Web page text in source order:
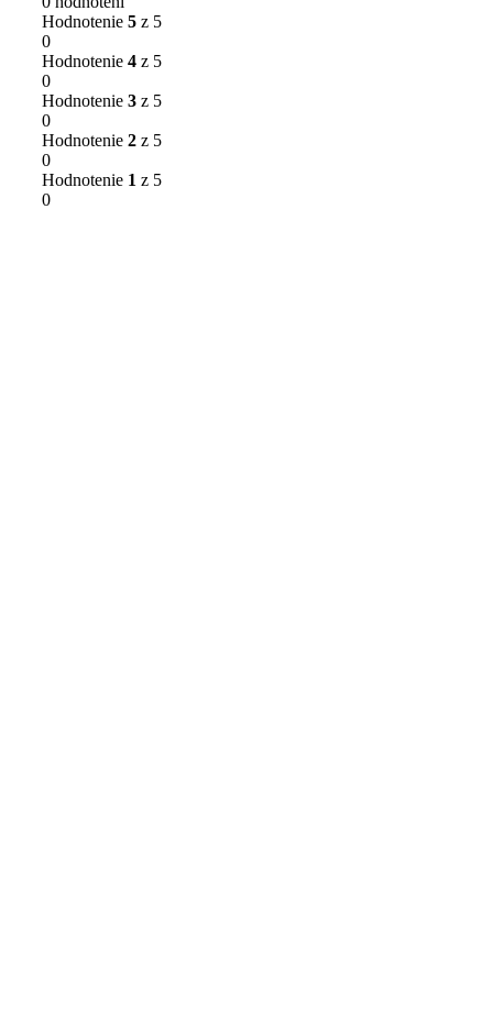
Hodnotenie 5 z 5
0
Hodnotenie 4 z 5
0
Hodnotenie 3 z 5
0
Hodnotenie 2 z 5
0
Hodnotenie 1 z 5
0